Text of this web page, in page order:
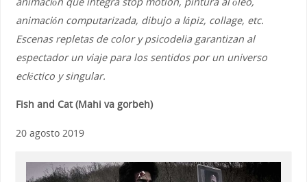
animación computarizada, dibujo a lápiz, collage, etc.
Escenas repletas de color y psicodelia garantizan al
espectador un viaje para los sentidos por un universo
ecléctico y singular.
Fish and Cat (Mahi va gorbeh)
20 agosto 2019